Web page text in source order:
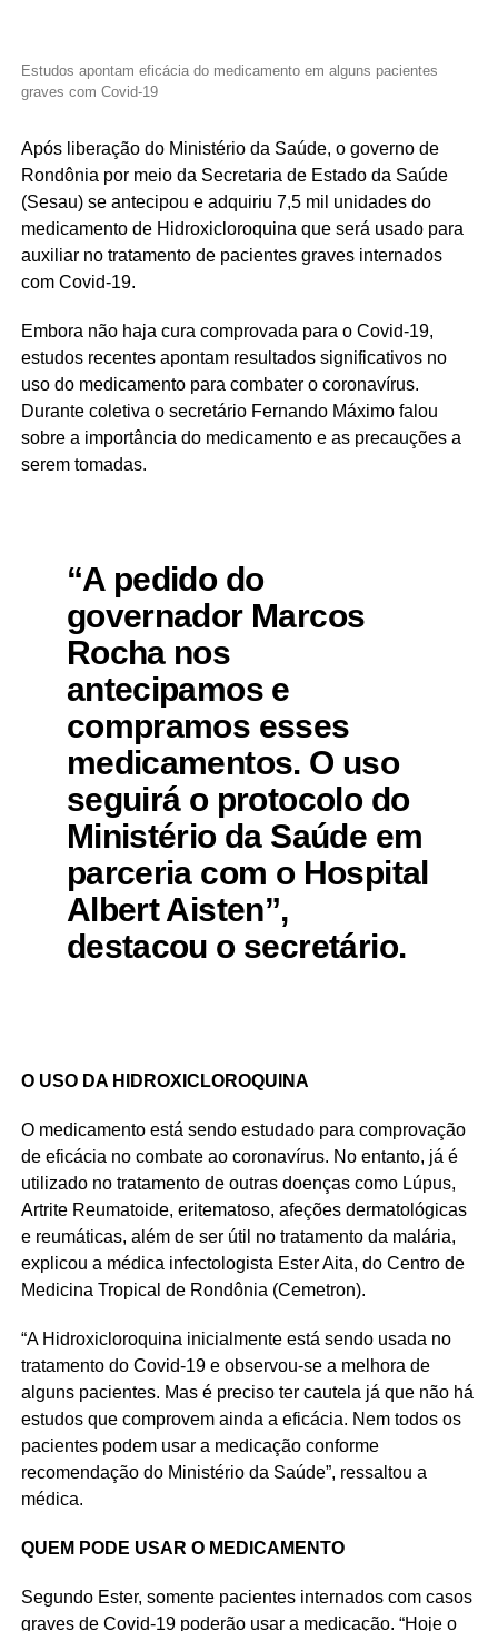
Estudos apontam eficácia do medicamento em alguns pacientes
graves com Covid-19
Após liberação do Ministério da Saúde, o governo de
Rondônia por meio da Secretaria de Estado da Saúde
(Sesau) se antecipou e adquiriu 7,5 mil unidades do
medicamento de Hidroxicloroquina que será usado para
auxiliar no tratamento de pacientes graves internados
com Covid-19.
Embora não haja cura comprovada para o Covid-19,
estudos recentes apontam resultados significativos no
uso do medicamento para combater o coronavírus.
Durante coletiva o secretário Fernando Máximo falou
sobre a importância do medicamento e as precauções a
serem tomadas.
“A pedido do
governador Marcos
Rocha nos
antecipamos e
compramos esses
medicamentos. O uso
seguirá o protocolo do
Ministério da Saúde em
parceria com o Hospital
Albert Aisten”,
destacou o secretário.
O USO DA HIDROXICLOROQUINA
O medicamento está sendo estudado para comprovação
de eficácia no combate ao coronavírus. No entanto, já é
utilizado no tratamento de outras doenças como Lúpus,
Artrite Reumatoide, eritematoso, afeções dermatológicas
e reumáticas, além de ser útil no tratamento da malária,
explicou a médica infectologista Ester Aita, do Centro de
Medicina Tropical de Rondônia (Cemetron).
“A Hidroxicloroquina inicialmente está sendo usada no
tratamento do Covid-19 e observou-se a melhora de
alguns pacientes. Mas é preciso ter cautela já que não há
estudos que comprovem ainda a eficácia. Nem todos os
pacientes podem usar a medicação conforme
recomendação do Ministério da Saúde”, ressaltou a
médica.
QUEM PODE USAR O MEDICAMENTO
Segundo Ester, somente pacientes internados com casos
graves de Covid-19 poderão usar a medicação. “Hoje o